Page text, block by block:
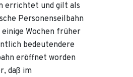
errichtet und gilt als
Personenseilbahn
einige Wochen früher
bedeutendere
eröffnet worden
daß im